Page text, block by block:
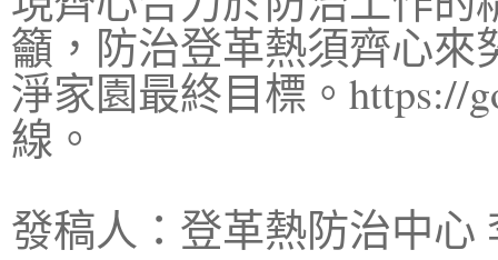
籲，防治登革熱須齊心
淨家園最終目標。https://
線。
發稿人：登革熱防治中心